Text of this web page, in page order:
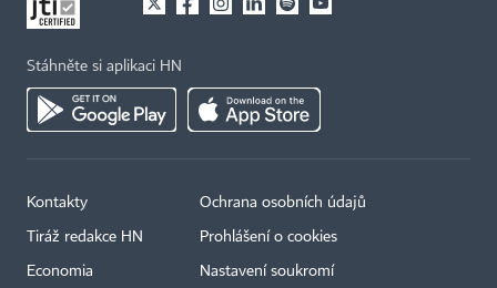
Stáhněte si aplikaci HN
Kontakty
Tiráž redakce HN
Economia
Ochrana osobních údajů
Prohlášení o cookies
Nastavení soukromí